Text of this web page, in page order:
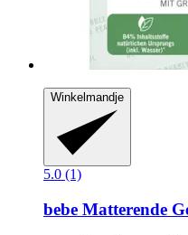
Winkelmandje
5.0 (1)
bebe Matterende